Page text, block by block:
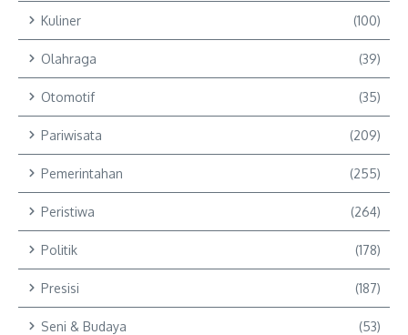
Kuliner (100)
Olahraga (39)
Otomotif (35)
Pariwisata (209)
Pemerintahan (255)
Peristiwa (264)
Politik (178)
Presisi (187)
Seni & Budaya (53)